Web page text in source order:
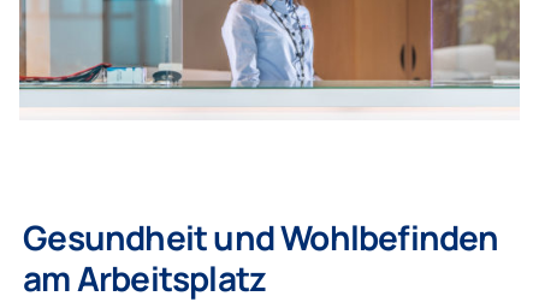
Gesundheit und Wohlbefinden
am Arbeitsplatz